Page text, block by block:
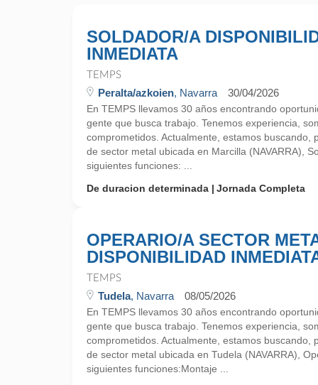
SOLDADOR/A
INMEDIATA
TEMPS
Peralta/azkoien, Navarra 30/04/2026
En TEMPS llevamos 30 años encontrando
gente que busca trabajo. Tenemos experiencia,
comprometidos. Actualmente, estamos buscando,
de sector metal ubicada en Marcilla (NAVARRA),
siguientes funciones: ...
De duracion determinada
Jornada Completa
OPERARIO/A SECTOR
DISPONIBILIDAD
TEMPS
Tudela, Navarra 08/05/2026
En TEMPS llevamos 30 años encontrando
gente que busca trabajo. Tenemos experiencia,
comprometidos. Actualmente, estamos buscando,
de sector metal ubicada en Tudela (NAVARRA),
siguientes funciones:Montaje ...